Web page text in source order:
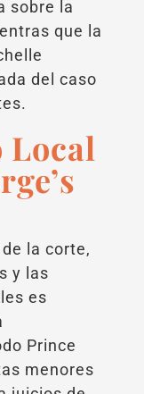
sobre la
que la
del caso
Local
la corte,
y las
es
Prince
menores